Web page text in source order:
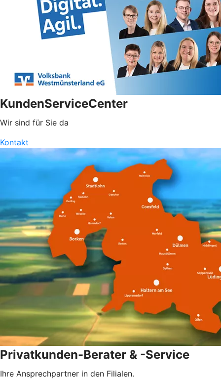
KundenServiceCenter
Wir sind für Sie da
Kontakt
Privatkunden-Berater & -Service
Ihre Ansprechpartner in den Filialen.